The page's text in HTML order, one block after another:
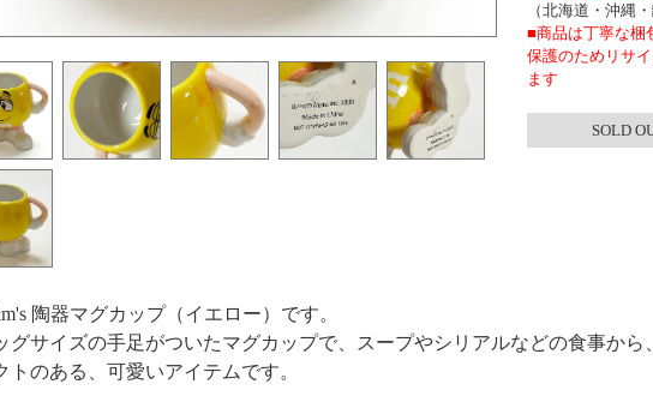
（北海道・沖縄
■商品は丁寧な梱
保護のためリサ
ます
SOLD
陶器マグカップ（イエロー）です。
グサイズの手足がついたマグカップで、スープやシリアルなどの食事から
トのある、可愛いアイテムです。